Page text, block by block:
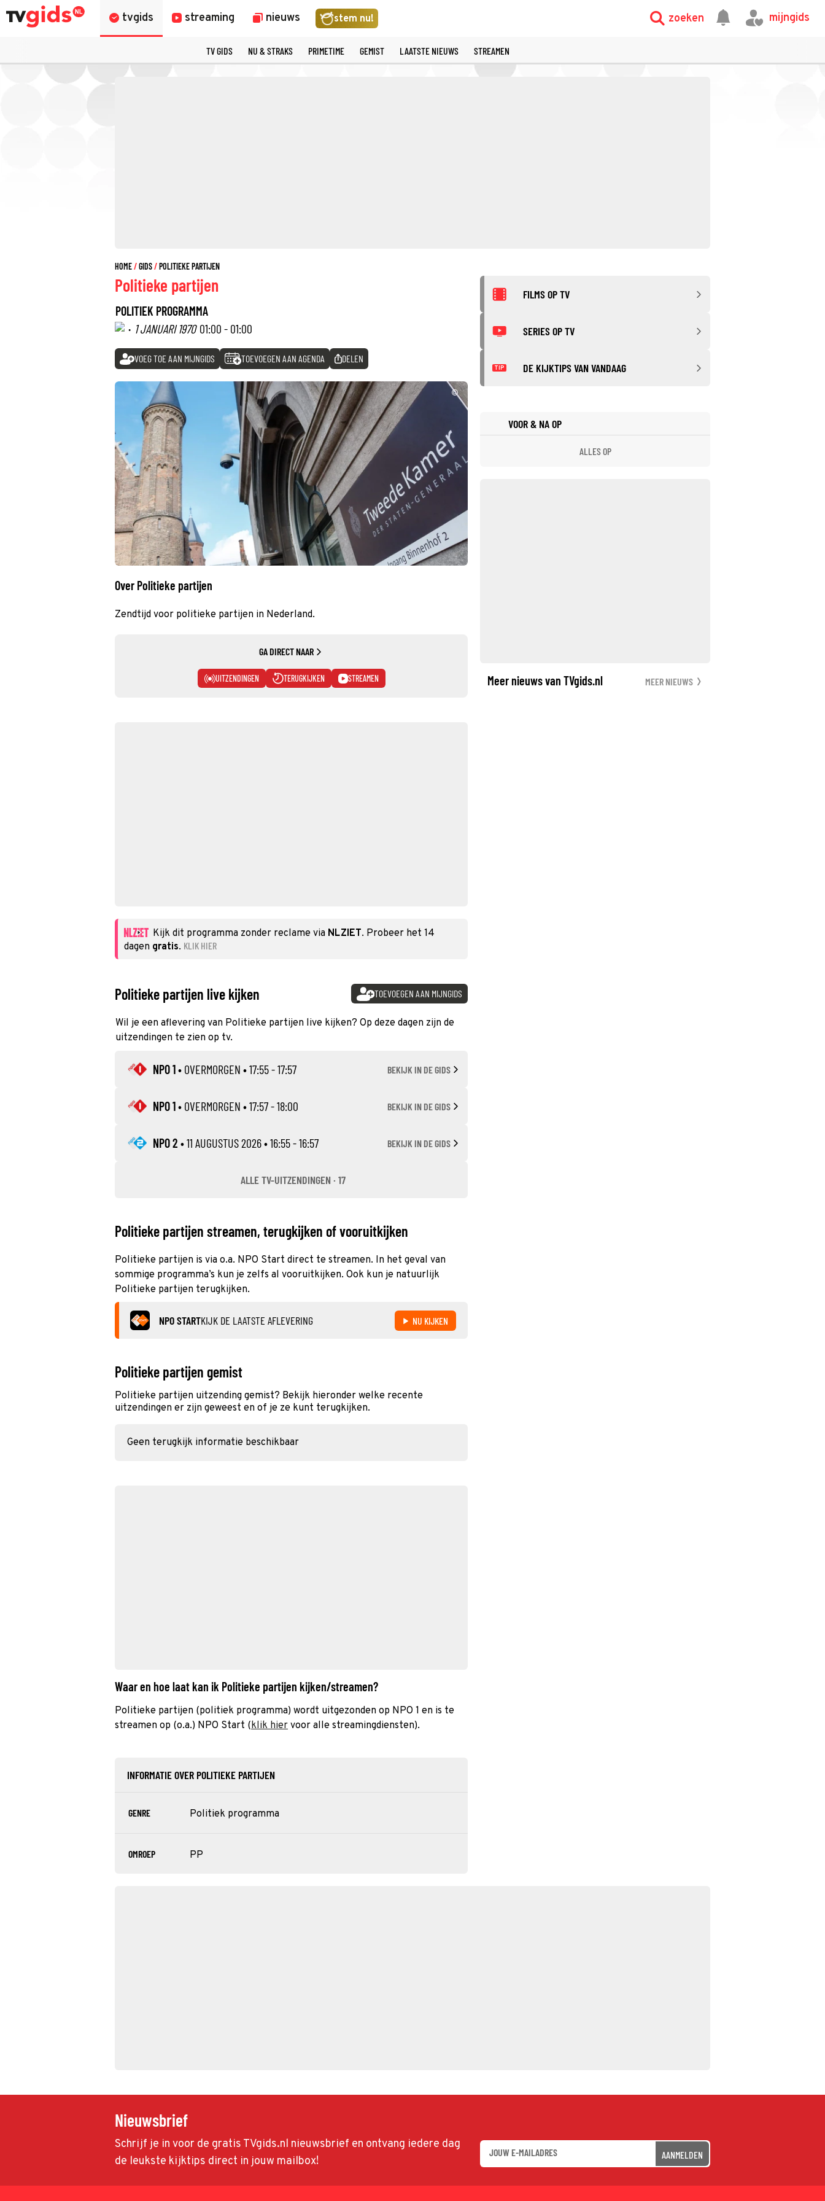
tvgids streaming nieuws stem nu! zoeken mijngids
TV GIDS NU & STRAKS PRIMETIME GEMIST LAATSTE NIEUWS STREAMEN
HOME GIDS POLITIEKE PARTIJEN
Politieke partijen
POLITIEK PROGRAMMA
· 1 JANUARI 1970 01:00 - 01:00
VOEG TOE AAN MIJNGIDS TOEVOEGEN AAN AGENDA DELEN
©
Over Politieke partijen
Zendtijd voor politieke partijen in Nederland.
GA DIRECT NAAR
UITZENDINGEN TERUGKIJKEN STREAMEN
Kijk dit programma zonder reclame via NLZIET. Probeer het 14
dagen gratis. KLIK HIER
Politieke partijen live kijken TOEVOEGEN AAN MIJNGIDS
Wil je een aflevering van Politieke partijen live kijken? Op deze dagen zijn de
uitzendingen te zien op tv.
NPO 1• OVERMORGEN • 17:55 - 17:57 BEKIJK IN DE GIDS
NPO 1• OVERMORGEN • 17:57 - 18:00 BEKIJK IN DE GIDS
NPO 2 •11 AUGUSTUS 2026• 16:55 - 16:57 BEKIJK IN DE GIDS
ALLE TV-UITZENDINGEN · 17
Politieke partijen streamen, terugkijken of vooruitkijken
Politieke partijen is via o.a. NPO Start direct te streamen. In het geval van
sommige programma’s kun je zelfs al vooruitkijken. Ook kun je natuurlijk
Politieke partijen terugkijken.
NPO STARTKIJK DE LAATSTE AFLEVERING NU KIJKEN
Politieke partijen gemist
Politieke partijen uitzending gemist? Bekijk hieronder welke recente
uitzendingen er zijn geweest en of je ze kunt terugkijken.
Geen terugkijk informatie beschikbaar
Waar en hoe laat kan ik Politieke partijen kijken/streamen?
Politieke partijen (politiek programma) wordt uitgezonden op NPO 1 en is te
streamen op (o.a.) NPO Start (klik hier voor alle streamingdiensten).
INFORMATIE OVER POLITIEKE PARTIJEN
GENRE Politiek programma
OMROEP PP
FILMS OP TV
SERIES OP TV
TIP DE KIJKTIPS VAN VANDAAG
VOOR & NA OP
ALLES OP
Meer nieuws van TVgids.nl MEER NIEUWS
Nieuwsbrief
Schrijf je in voor de gratis TVgids.nl nieuwsbrief en ontvang iedere dag
de leukste kijktips direct in jouw mailbox!
AANMELDEN